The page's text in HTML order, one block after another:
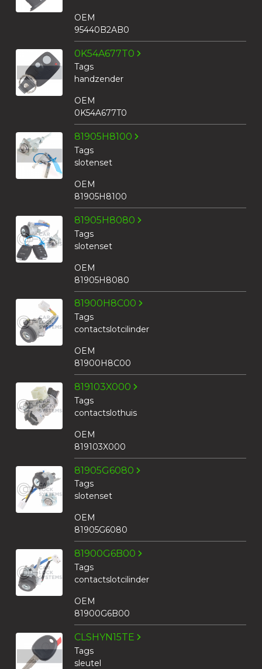
OEM
95440B2AB0
0K54A677T0
Tags
handzender
OEM
0K54A677T0
81905H8100
Tags
slotenset
OEM
81905H8100
81905H8080
Tags
slotenset
OEM
81905H8080
81900H8C00
Tags
contactslotcilinder
OEM
81900H8C00
819103X000
Tags
contactslothuis
OEM
819103X000
81905G6080
Tags
slotenset
OEM
81905G6080
81900G6B00
Tags
contactslotcilinder
OEM
81900G6B00
CLSHYN15TE
Tags
sleutel